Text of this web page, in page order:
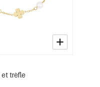
trèfle